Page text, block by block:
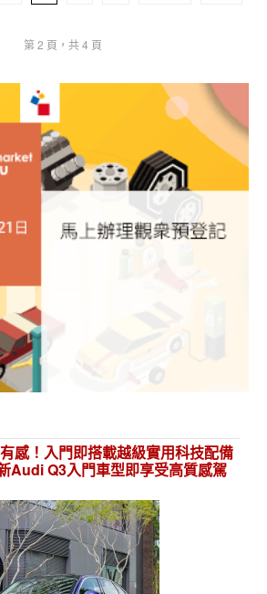
第 2 頁，共 4 頁
感！入門即搭載越級實用科技配備
Audi Q3入門車型即享受高質感駕